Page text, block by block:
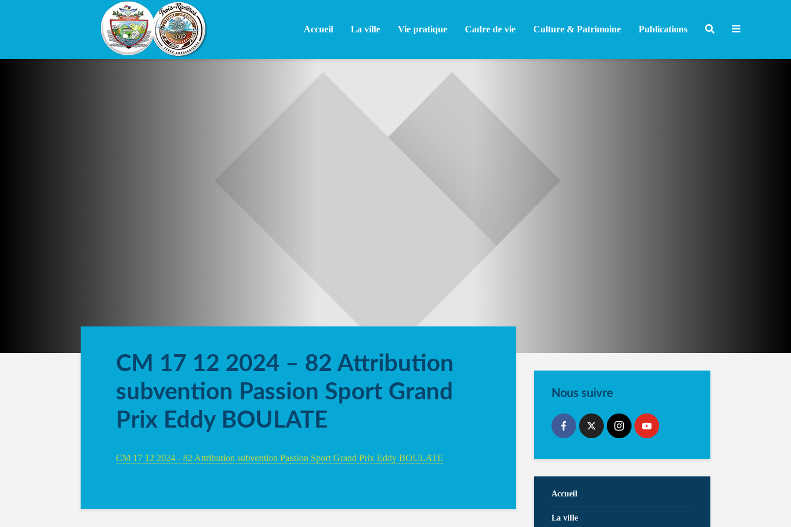
Accueil La ville Vie pratique Cadre de vie Culture & Patrimoine Publications
CM 17 12 2024 – 82 Attribution
subvention Passion Sport Grand
Prix Eddy BOULATE
CM 17 12 2024 - 82 Attribution subvention Passion Sport Grand Prix Eddy BOULATE
Nous suivre
Accueil
La ville